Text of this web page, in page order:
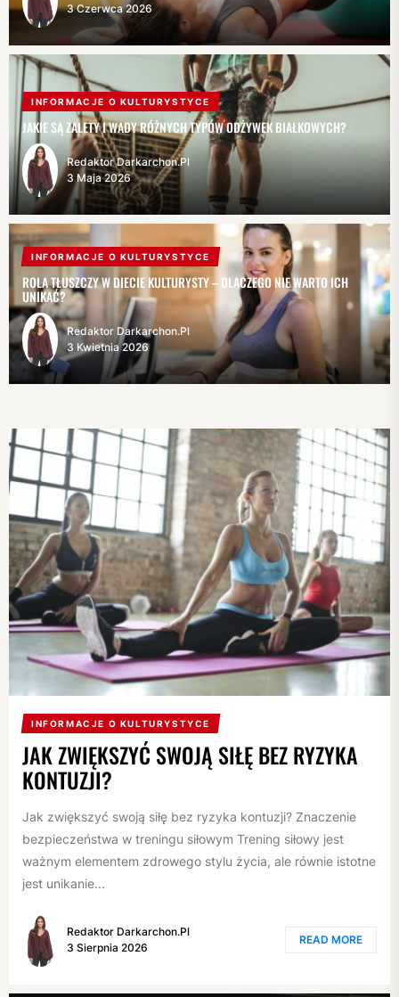
3 Czerwca 2026
INFORMACJE O KULTURYSTYCE
JAKIE SĄ ZALETY I WADY RÓŻNYCH TYPÓW ODŻYWEK BIAŁKOWYCH?
Redaktor Darkarchon.pl
3 Maja 2026
INFORMACJE O KULTURYSTYCE
ROLA TŁUSZCZY W DIECIE KULTURYSTY – DLACZEGO NIE WARTO ICH
UNIKAĆ?
Redaktor Darkarchon.pl
3 Kwietnia 2026
INFORMACJE O KULTURYSTYCE
JAK ZWIĘKSZYĆ SWOJĄ SIŁĘ BEZ RYZYKA
KONTUZJI?
Jak zwiększyć swoją siłę bez ryzyka kontuzji? Znaczenie
bezpieczeństwa w treningu siłowym Trening siłowy jest
ważnym elementem zdrowego stylu życia, ale równie istotne
jest unikanie...
Redaktor Darkarchon.pl
3 Sierpnia 2026
READ MORE